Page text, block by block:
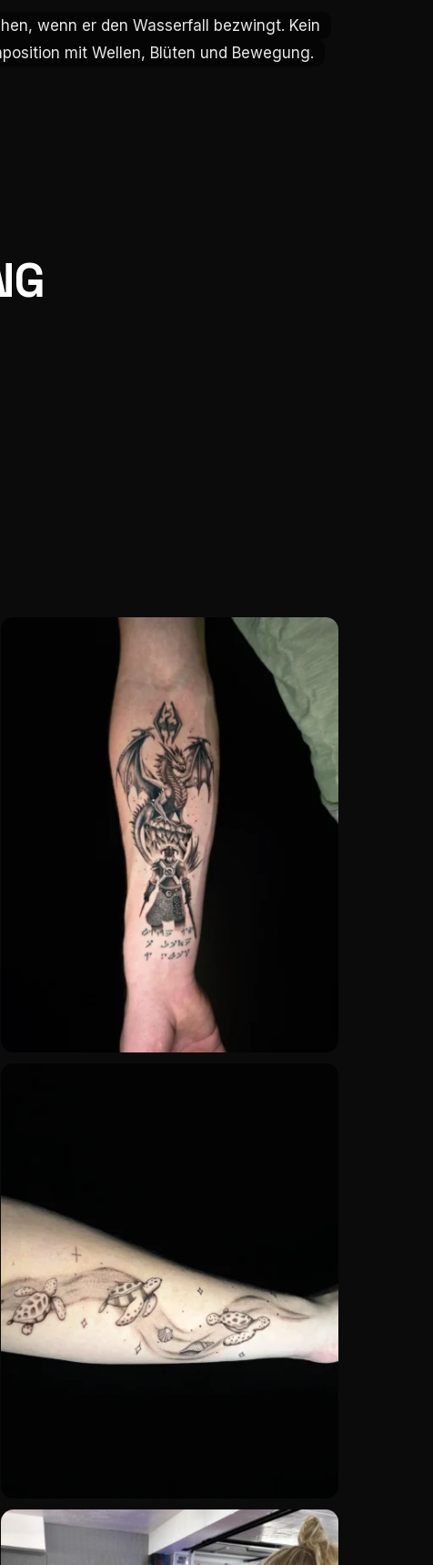
wenn er den Wasserfall bezwingt. Kein
mit Wellen, Blüten und Bewegung.
wenn er den Wasserfall bezwingt. Kein
mit Wellen, Blüten und Bewegung.